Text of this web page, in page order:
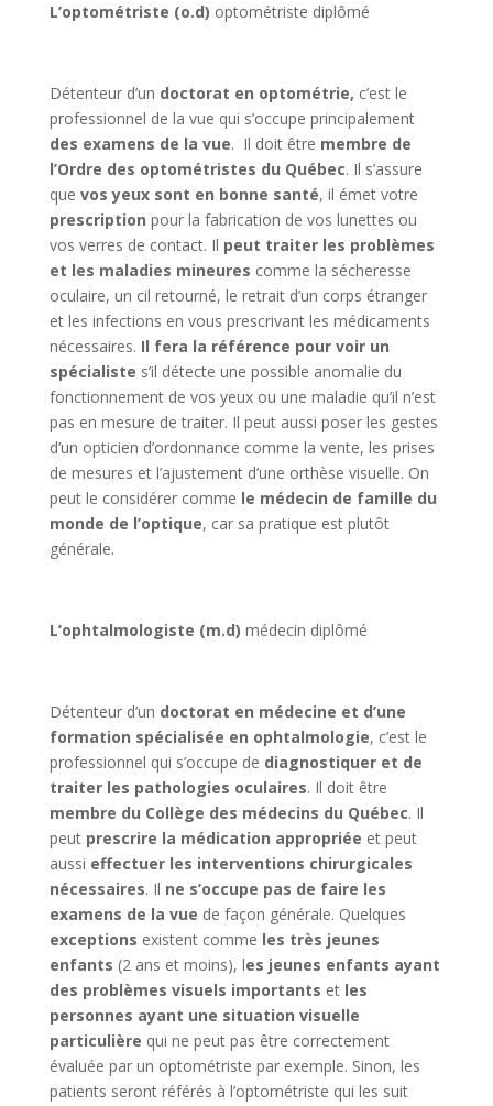
L’optométriste (o.d) optométriste diplômé
Détenteur d’un doctorat en optométrie, c’est le
professionnel de la vue qui s’occupe principalement
des examens de la vue. Il doit être membre de
l’Ordre des optométristes du Québec. Il s’assure
que vos yeux sont en bonne santé, il émet votre
prescription pour la fabrication de vos lunettes ou
vos verres de contact. Il peut traiter les problèmes
et les maladies mineures comme la sécheresse
oculaire, un cil retourné, le retrait d’un corps étranger
et les infections en vous prescrivant les médicaments
nécessaires. Il fera la référence pour voir un
spécialiste s’il détecte une possible anomalie du
fonctionnement de vos yeux ou une maladie qu’il n’est
pas en mesure de traiter. Il peut aussi poser les gestes
d’un opticien d’ordonnance comme la vente, les prises
de mesures et l’ajustement d’une orthèse visuelle. On
peut le considérer comme le médecin de famille du
monde de l’optique, car sa pratique est plutôt
générale.
L’ophtalmologiste (m.d) médecin diplômé
Détenteur d’un doctorat en médecine et d’une
formation spécialisée en ophtalmologie, c’est le
professionnel qui s’occupe de diagnostiquer et de
traiter les pathologies oculaires. Il doit être
membre du Collège des médecins du Québec. Il
peut prescrire la médication appropriée et peut
aussi effectuer les interventions chirurgicales
nécessaires. Il ne s’occupe pas de faire les
examens de la vue de façon générale. Quelques
exceptions existent comme les très jeunes
enfants (2 ans et moins), les jeunes enfants ayant
des problèmes visuels importants etles
personnes ayant une situation visuelle
particulière qui ne peut pas être correctement
évaluée par un optométriste par exemple. Sinon, les
patients seront référés à l’optométriste qui les suit